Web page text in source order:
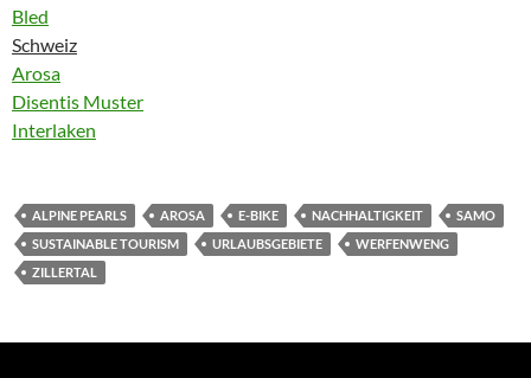
Bled
Schweiz
Arosa
Disentis Muster
Interlaken
ALPINE PEARLS AROSA E-BIKE NACHHALTIGKEIT
SAMO
SUSTAINABLE TOURISM
URLAUBSGEBIETE
WERFENWENG
ZILLERTAL